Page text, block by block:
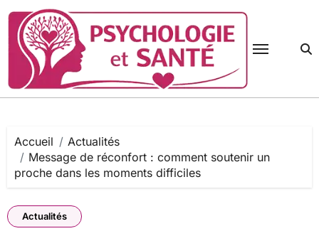
contenu
Accueil
Actualités
Message de réconfort : comment soutenir un
proche dans les moments difficiles
Actualités